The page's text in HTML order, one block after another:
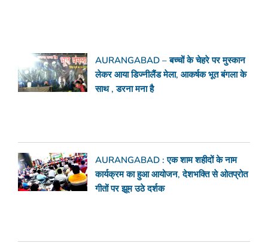
AURANGABAD – बच्चों के चेहरे पर मुस्कान
लेकर आया डिज्नीलैंड मेला, आकर्षक भूत बंगला के
साथ , डरना मना है
AURANGABAD : एक शाम शहीदों के नाम
कार्यक्रम का हुआ आयोजन, देशभक्ति से ओतप्रोत
गीतों पर झूम उठे दर्शक